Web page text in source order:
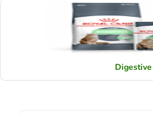
Digestive